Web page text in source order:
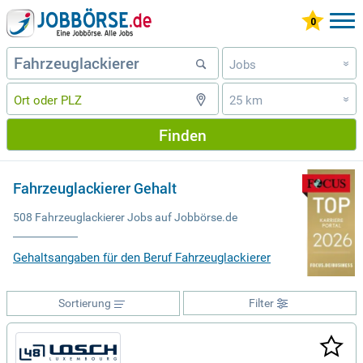
Jobs »
25 km »
Finden
Fahrzeuglackierer Gehalt
508 Fahrzeuglackierer Jobs auf Jobbörse.de
Gehaltsangaben für den Beruf Fahrzeuglackierer
Filter
Sortierung